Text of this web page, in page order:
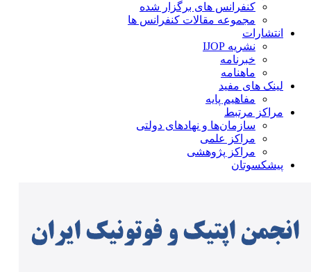
کنفرانس های برگزار شده
مجموعه مقالات کنفرانس ها
انتشارات
نشریه IJOP
خبرنامه
ماهنامه
لینک های مفید
مفاهیم پایه
مراکز مرتبط
سازمان‌ها و نهادهای دولتی
مراکز علمی
مراکز پژوهشی
پیشکسوتان